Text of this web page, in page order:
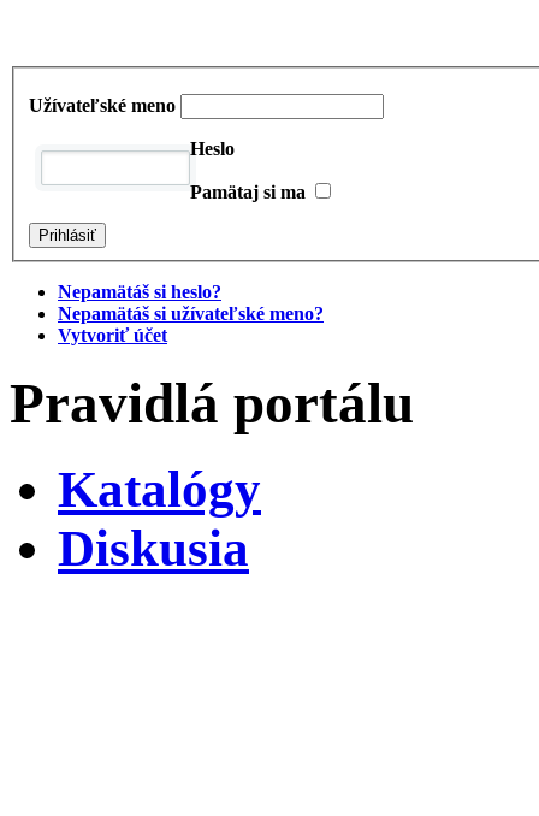
Užívateľské meno
Heslo
Pamätaj si ma
Nepamätáš si heslo?
Nepamätáš si užívateľské meno?
Vytvoriť účet
Pravidlá portálu
Katalógy
Diskusia